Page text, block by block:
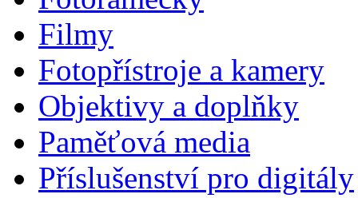
Filmy
Fotopřístroje a kamery
Objektivy a doplňky
Paměťová media
Příslušenství pro digitály